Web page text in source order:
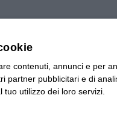
contenuti, annunci e per
partner pubblicitari e di
utilizzo dei loro servizi.